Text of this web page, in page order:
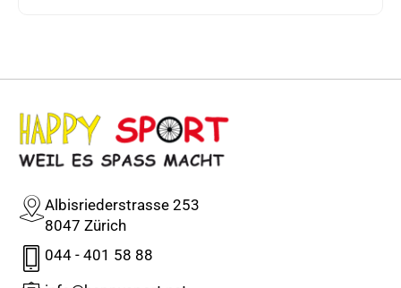
Albisriederstrasse 253
8047 Zürich
044 - 401 58 88